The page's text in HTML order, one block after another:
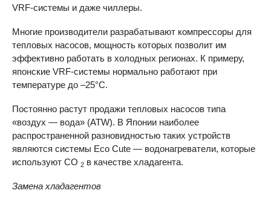
VRF-системы и даже чиллеры.
Многие производители разрабатывают компрессоры для
тепловых насосов, мощность которых позволит им
эффективно работать в холодных регионах. К примеру,
японские VRF-системы нормально работают при
температуре до –25°С.
Постоянно растут продажи тепловых насосов типа
«воздух — вода» (ATW). В Японии наиболее
распространенной разновидностью таких устройств
являются системы Eco Cute — водонагреватели, которые
используют СО 2 в качестве хладагента.
Замена хладагентов